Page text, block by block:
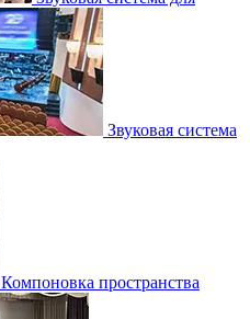
Звуковая система
Компоновка пространства